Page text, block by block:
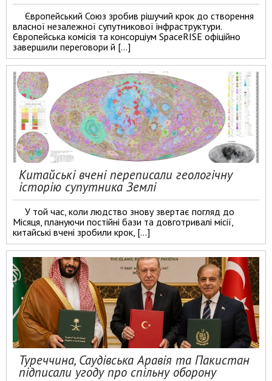
Європейський Союз зробив рішучий крок до створення
власної незалежної супутникової інфраструктури.
Європейська комісія та консорціум SpaceRISE офіційно
завершили переговори й […]
Китайські вчені переписали геологічну
історію супутника Землі
У той час, коли людство знову звертає погляд до
Місяця, плануючи постійні бази та довготривалі місії,
китайські вчені зробили крок, […]
Туреччина, Саудівська Аравія та Пакистан
підписали угоду про спільну оборону